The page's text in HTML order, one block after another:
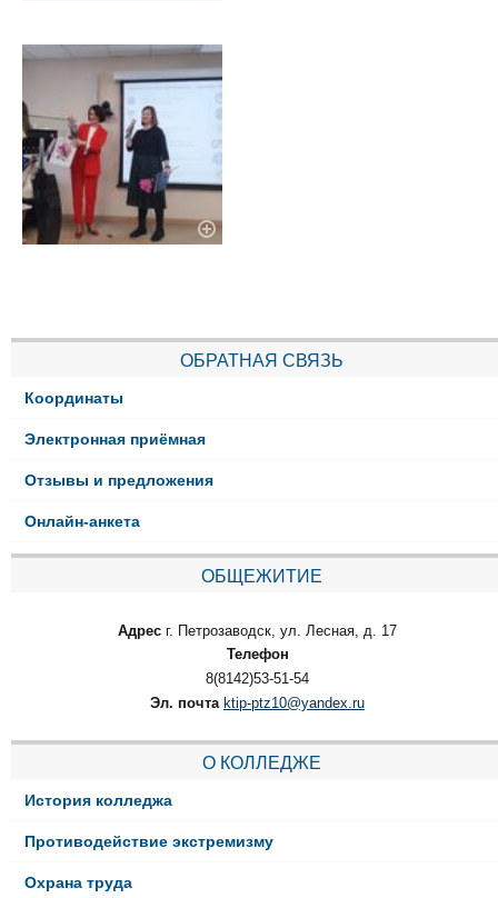
ОБРАТНАЯ СВЯЗЬ
Координаты
Электронная приёмная
Отзывы и предложения
Онлайн-анкета
ОБЩЕЖИТИЕ
Адрес г. Петрозаводск, ул. Лесная, д. 17
Телефон
8(8142)53-51-54
Эл. почта ktip-ptz10@yandex.ru
О КОЛЛЕДЖЕ
История колледжа
Противодействие экстремизму
Охрана труда